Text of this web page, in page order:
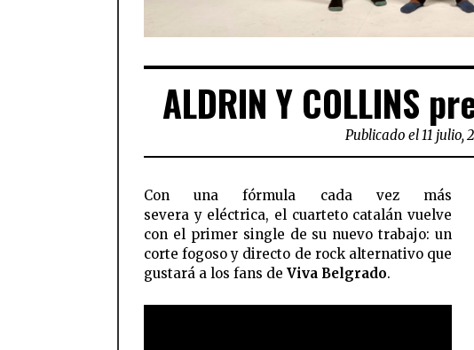
ALDRIN Y COLLINS
Publicado el 11 julio,
Con una fórmula cada vez más
severa y eléctrica, el cuarteto catalán vuelve
con el primer single de su nuevo trabajo: un
corte fogoso y directo de rock alternativo que
gustará a los fans de Viva Belgrado.